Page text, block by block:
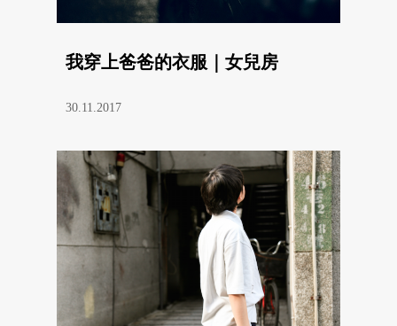
我穿上爸爸的衣服｜女兒房
30.11.2017